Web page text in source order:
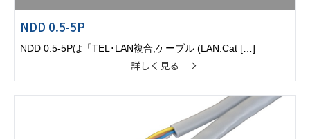
NDD 0.5-5P
NDD 0.5-5Pは「TEL･LAN複合,ケーブル (LAN:Cat […]
詳しく見る